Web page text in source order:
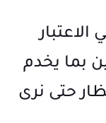
بما يخدم
حتى نرى